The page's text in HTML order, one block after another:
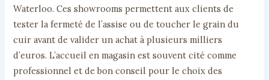
Waterloo. Ces showrooms permettent aux clients de
tester la fermeté de l’assise ou de toucher le grain du
cuir avant de valider un achat à plusieurs milliers
d’euros. L’accueil en magasin est souvent cité comme
professionnel et de bon conseil pour le choix des